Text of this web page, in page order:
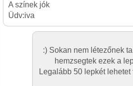
A színek jók
Üdv:iva
:) Sokan nem létezőnek
hemzsegtek ezek a
Legalább 50 lepkét